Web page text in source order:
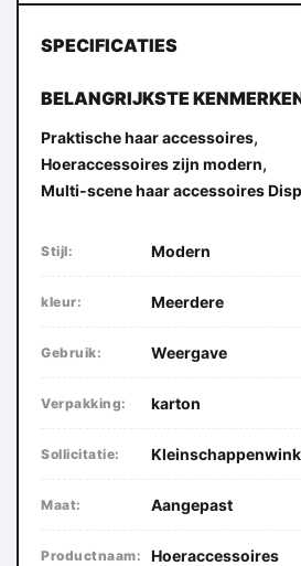
SPECIFICATIES
BELANGRIJKSTE
Praktische haar accessoires,
Hoeraccessoires zijn modern,
Multi-scene haar accessoires
Stijl: Modern
kleur: Meerdere
Gebruik: Weergave
Verpakking: karton
Sollicitatie:
Maat: Aangepast
Productnaam: Hoeraccessoires